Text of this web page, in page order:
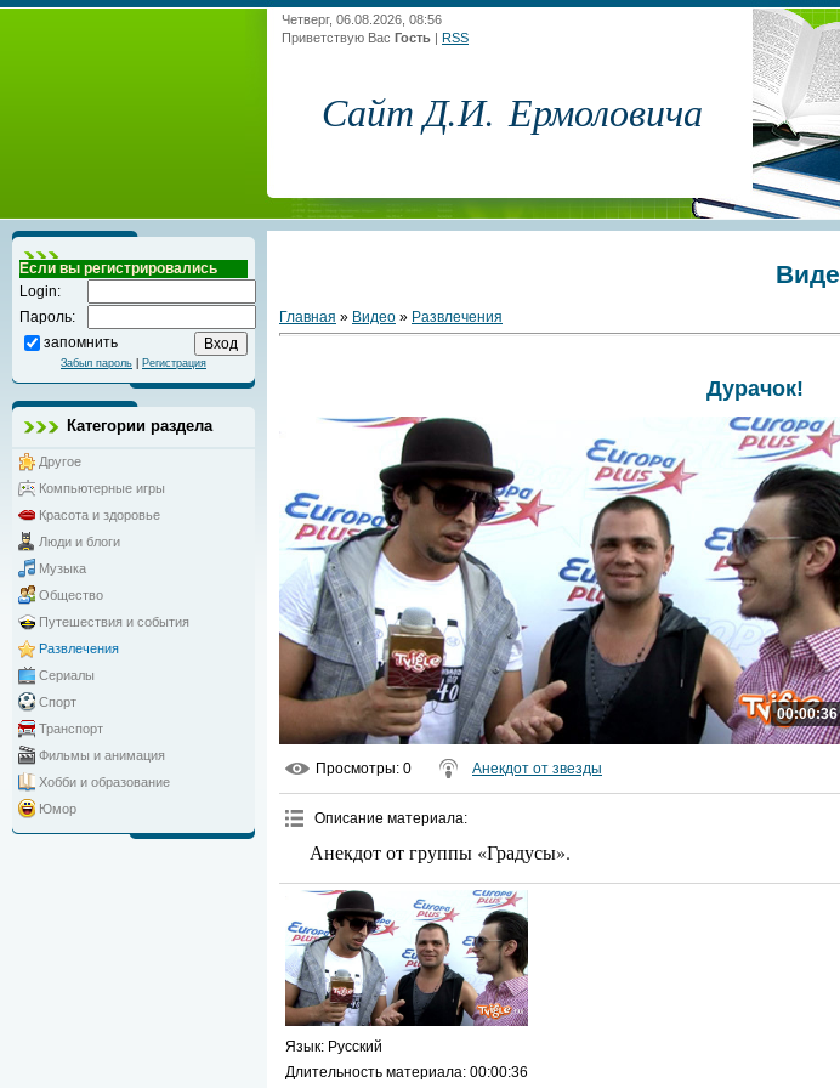
Четверг, 06.08.2026, 08:56
Приветствую Вас Гость | RSS
Сайт Д.И. Ермоловича
Если вы регистрировались
Login:
Пароль:
запомнить
Забыл пароль Регистрация
Категории раздела
Другое
Компьютерные игры
Красота и здоровье
Люди и блоги
Музыка
Общество
Путешествия и события
Развлечения
Сериалы
Спорт
Транспорт
Фильмы и анимация
Хобби и образование
Юмор
Главная » Видео » Развлечения
Дурачок!
00:00:36
Просмотры: 0 Анекдот от звезды
Описание материала:
Анекдот от группы «Градусы».
Язык: Русский
Длительность материала: 00:00:36